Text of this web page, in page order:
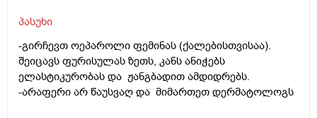
პასუხი
-გირჩევთ ოეპაროლი ფემინას (ქალებისთვისაა).
შეიცავს ფურისულას ზეთს, კანს ანიჭებს
ელასტიკურობას და ჟანგბადით ამდიდრებს.
-არაფერი არ წაუსვაღ და მიმართეთ დერმატოლოგს